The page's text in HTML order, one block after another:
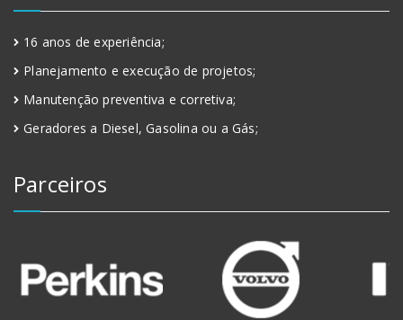
16 anos de experiência;
Planejamento e execução de projetos;
Manutenção preventiva e corretiva;
Geradores a Diesel, Gasolina ou a Gás;
Parceiros